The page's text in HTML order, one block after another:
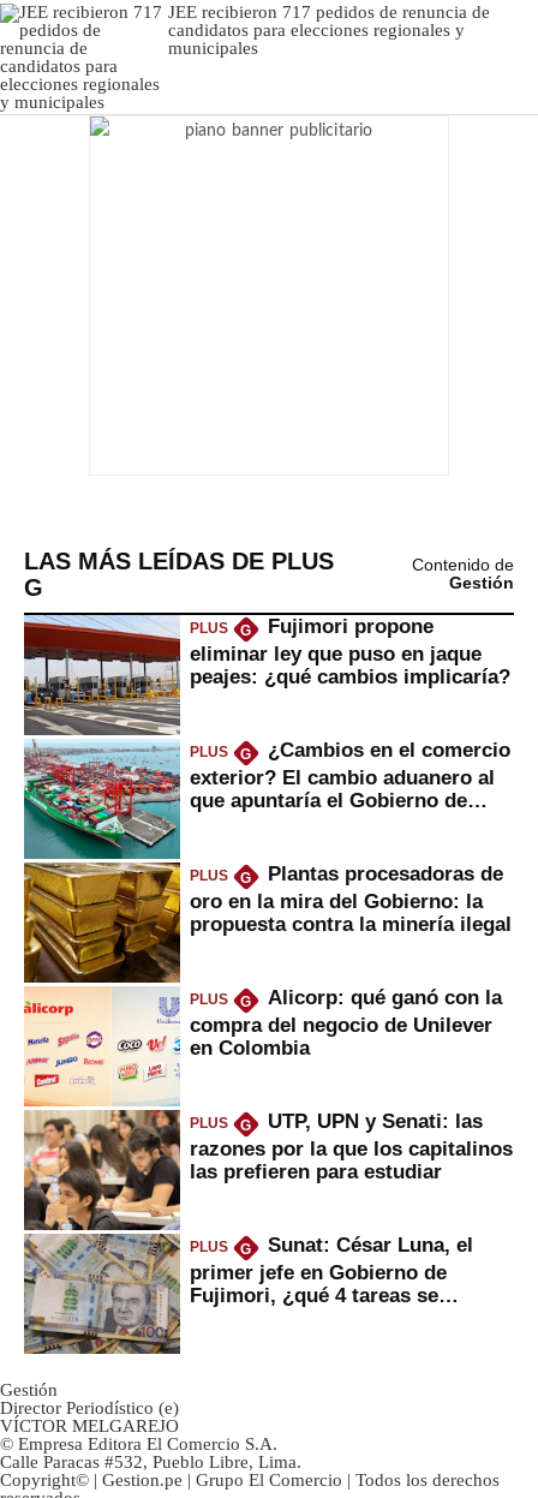
JEE recibieron 717 pedidos de renuncia de
candidatos para elecciones regionales y
municipales
LAS MÁS LEÍDAS DE PLUS
G
Contenido de
Gestión
PLUS G
Fujimori propone
eliminar ley que puso en jaque
peajes: ¿qué cambios implicaría?
PLUS G
¿Cambios en el comercio
exterior? El cambio aduanero al
que apuntaría el Gobierno de
PLUS G
Plantas procesadoras de
oro en la mira del Gobierno: la
propuesta contra la minería ilegal
PLUS G
Alicorp: qué ganó con la
compra del negocio de Unilever
en Colombia
PLUS G
UTP, UPN y Senati: las
razones por la que los capitalinos
las prefieren para estudiar
PLUS G
Sunat: César Luna, el
primer jefe en Gobierno de
Fujimori, ¿qué 4 tareas se
Gestión
Director Periodístico (e)
VÍCTOR MELGAREJO
© Empresa Editora El Comercio S.A.
Calle Paracas #532, Pueblo Libre, Lima.
Copyright© | Gestion.pe | Grupo El Comercio | Todos los derechos